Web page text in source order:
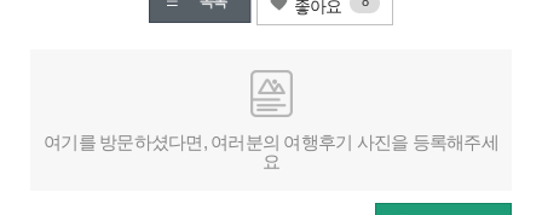
좋아요
여기를 방문하셨다면, 여러분의 여행후기 사진을 등록해주세
요